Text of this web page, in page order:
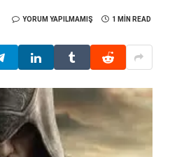
YORUM YAPILMAMIŞ 1 MIN READ